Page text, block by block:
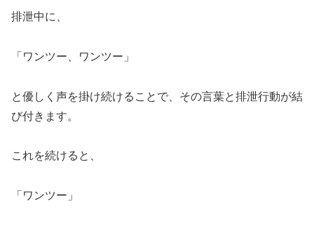
排泄中に、
「ワンツー、ワンツー」
と優しく声を掛け続けることで、その言葉と排泄行動が結
び付きます。
これを続けると、
「ワンツー」